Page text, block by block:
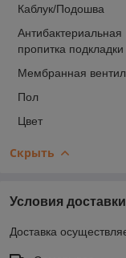
Каблук/Подошва
Антибактериальная
пропитка подкладки
Мембранная
Пол
Цвет
Скрыть
Условия доставки
Доставка